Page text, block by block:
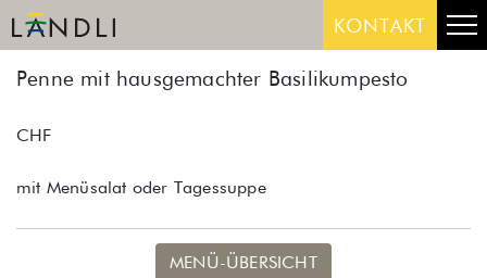
Skip
to
KONTAKT
Penne mit hausgemachter Basilikumpesto
CHF
mit Menüsalat oder Tagessuppe
MENÜ-ÜBERSICHT